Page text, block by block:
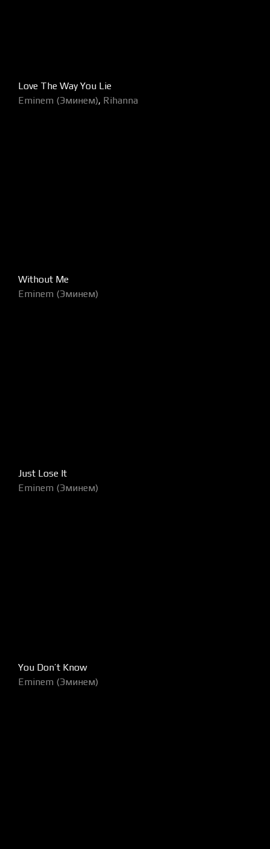
Love The Way You Lie
Eminem (Эминем), Rihanna
Without Me
Eminem (Эминем)
Just Lose It
Eminem (Эминем)
You Don’t Know
Eminem (Эминем)